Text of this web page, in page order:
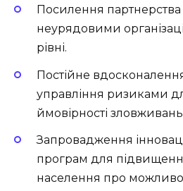
Посилення
неурядовими
рівні.
Постійне
управління ризиками
ймовірності
Запровадження
програм для
населення про